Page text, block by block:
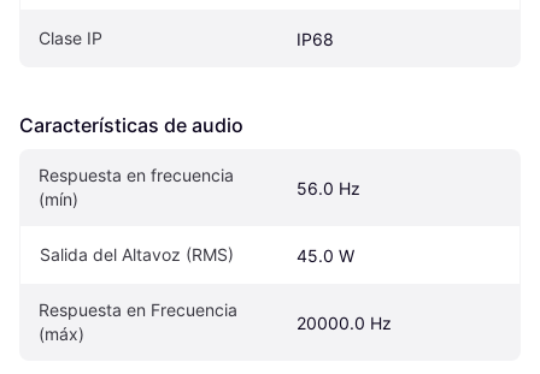
Clase IP IP68
Características de audio
Respuesta en frecuencia
(mín)
56.0 Hz
Salida del Altavoz (RMS) 45.0 W
Respuesta en Frecuencia
(máx)
20000.0 Hz